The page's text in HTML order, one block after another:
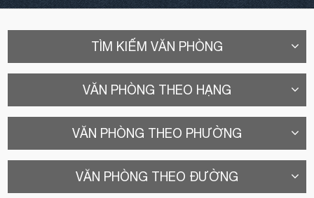
TÌM KIẾM VĂN PHÒNG
VĂN PHÒNG THEO HẠNG
VĂN PHÒNG THEO PHƯỜNG
VĂN PHÒNG THEO ĐƯỜNG